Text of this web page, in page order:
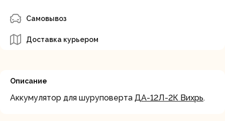
Самовывоз
Доставка курьером
Описание
Аккумулятор для шуруповерта ДА-12Л-2К Вихрь.